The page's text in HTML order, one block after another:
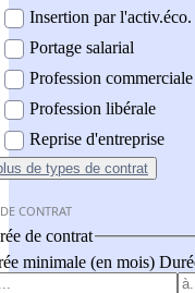
Insertion par l'activ.éco.
Portage salarial
Profession commerciale
Profession libérale
Reprise d'entreprise
de types de contrat
CONTRAT
de contrat
minimale (en mois)